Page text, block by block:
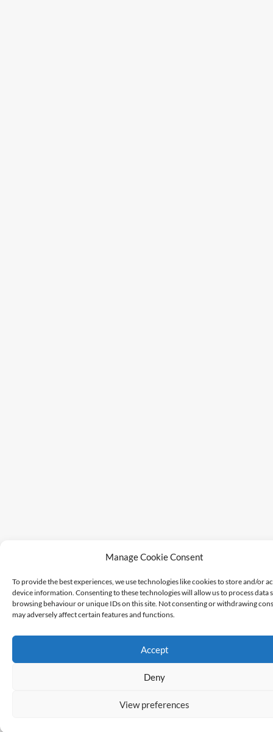
Manage Cookie Consent
To provide the best experiences, we use technologies like cookies to store and/or
device information. Consenting to these technologies will allow us to process data
browsing behaviour or unique IDs on this site. Not consenting or withdrawing
may adversely affect certain features and functions.
Accept
Deny
View preferences